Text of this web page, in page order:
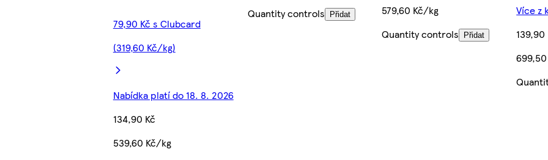
79,90 Kč s Clubcard
(319,60 Kč/kg)
Nabídka platí do 18. 8. 2026
134,90 Kč
539,60 Kč/kg
Quantity controls
Přidat
579,60 Kč/kg
Quantity controls
Přidat
Více z
139,90